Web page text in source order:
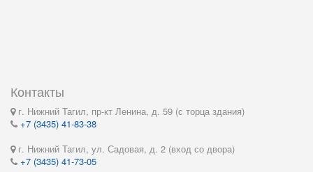
Контакты
г. Нижний Тагил, пр-кт Ленина, д. 59 (с торца здания)
+7 (3435) 41-83-38
г. Нижний Тагил, ул. Садовая, д. 2 (вход со двора)
+7 (3435) 41-73-05